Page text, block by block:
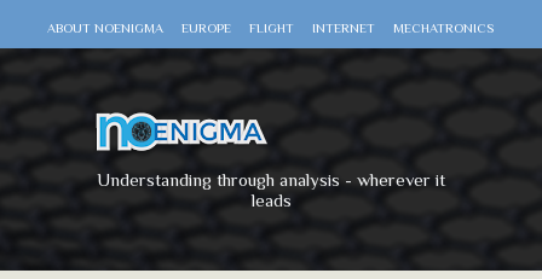
ABOUT NOENIGMA EUROPE FLIGHT INTERNET MECHATRONICS
Understanding through analysis - wherever it
leads